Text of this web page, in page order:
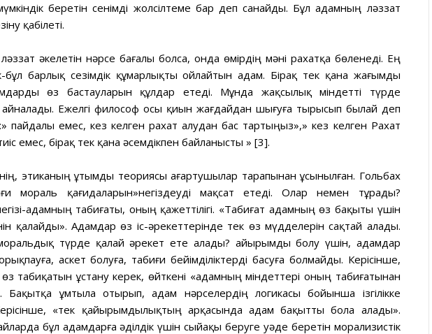
беретін сенімді жолсілтеме бар деп санайды. Бұл адамның ләззат
қабілеті.
әкелетін нәрсе бағалы болса, онда өмірдің мәні рахатқа бөленеді. Ең
бұл барлық сезімдік құмарлықты ойлайтын адам. Бірақ тек қана жағымды
өз бастауларын құлдар етеді. Мұнда жақсылық міндетті түрде
Ежелгі философ осы қиын жағдайдан шығуға тырысып былай деп
пайдалы емес, кез келген рахат алудан бас тартыңыз»,» кез келген Рахат
емес, бірақ тек қана әсемдікпен байланысты » [3].
этиканың ұтымды теориясы ағартушылар тарапынан ұсынылған. Гольбах
мораль қағидаларын»негіздеуді мақсат етеді. Олар немен тұрады?
адамның табиғаты, оның қажеттілігі. «Табиғат адамның өз бақыты үшін
қалайды». Адамдар өз іс-әрекеттерінде тек өз мүдделерін сақтай алады.
түрде қалай әрекет ете алады? Қайырымды болу үшін, адамдар
аскет болуға, табиғи бейімділіктерді басуға болмайды. Керісінше,
табиқатын ұстану керек, өйткені «адамның міндеттері оның табиғатынан
Бақытқа ұмтыла отырып, адам нәрселердің логикасы бойынша ізгілікке
«тек қайырымдылықтың арқасында адам бақытты бола алады».
бұл адамдарға әділдік үшін сыйақы беруге уәде беретін морализистік